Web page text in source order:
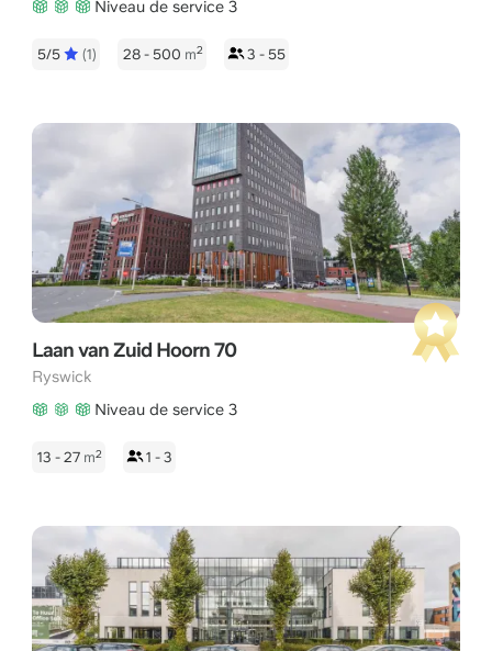
Niveau de service 3
5/5 (1) 28 - 500 m2 3 - 55
Laan van Zuid Hoorn 70
Ryswick
Niveau de service 3
13 - 27 m2 1 - 3